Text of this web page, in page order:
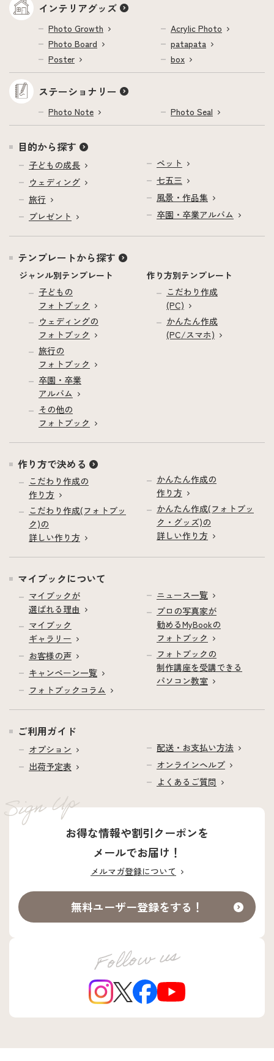
インテリアグッズ
Photo Growth
Photo Board
Poster
Acrylic Photo
patapata
box
ステーショナリー
Photo Note Photo Seal
目的から探す
子どもの成長
ウェディング
旅行
プレゼント
ペット
七五三
風景・作品集
卒園・卒業アルバム
テンプレートから探す
ジャンル別テンプレート
子どもの
フォトブック
ウェディングの
フォトブック
旅行の
フォトブック
卒園・卒業
アルバム
その他の
フォトブック
作り方別テンプレート
こだわり作成
(PC)
かんたん作成
(PC/スマホ)
作り方で決める
こだわり作成の
作り方
こだわり作成(フォトブッ
ク)の
詳しい作り方
かんたん作成の
作り方
かんたん作成(フォトブッ
ク・グッズ)の
詳しい作り方
マイブックについて
マイブックが
選ばれる理由
マイブック
ギャラリー
お客様の声
キャンペーン一覧
フォトブックコラム
ニュース一覧
プロの写真家が
勧めるMyBookの
フォトブック
フォトブックの
制作講座を受講できる
パソコン教室
ご利用ガイド
オプション
出荷予定表
配送・お支払い方法
オンラインヘルプ
よくあるご質問
お得な情報や割引クーポンを
メールでお届け！
メルマガ登録について
無料ユーザー登録をする！